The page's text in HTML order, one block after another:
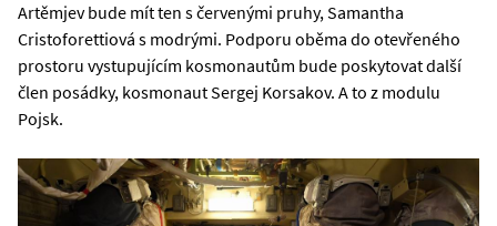
Artěmjev bude mít ten s červenými pruhy, Samantha
Cristoforettiová s modrými. Podporu oběma do otevřeného
prostoru vystupujícím kosmonautům bude poskytovat další
člen posádky, kosmonaut Sergej Korsakov. A to z modulu
Pojsk.